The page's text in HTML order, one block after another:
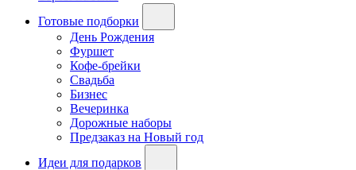
Готовые подборки
День Рождения
Фуршет
Кофе-брейки
Свадьба
Бизнес
Вечеринка
Дорожные наборы
Предзаказ на Новый год
Идеи для подарков